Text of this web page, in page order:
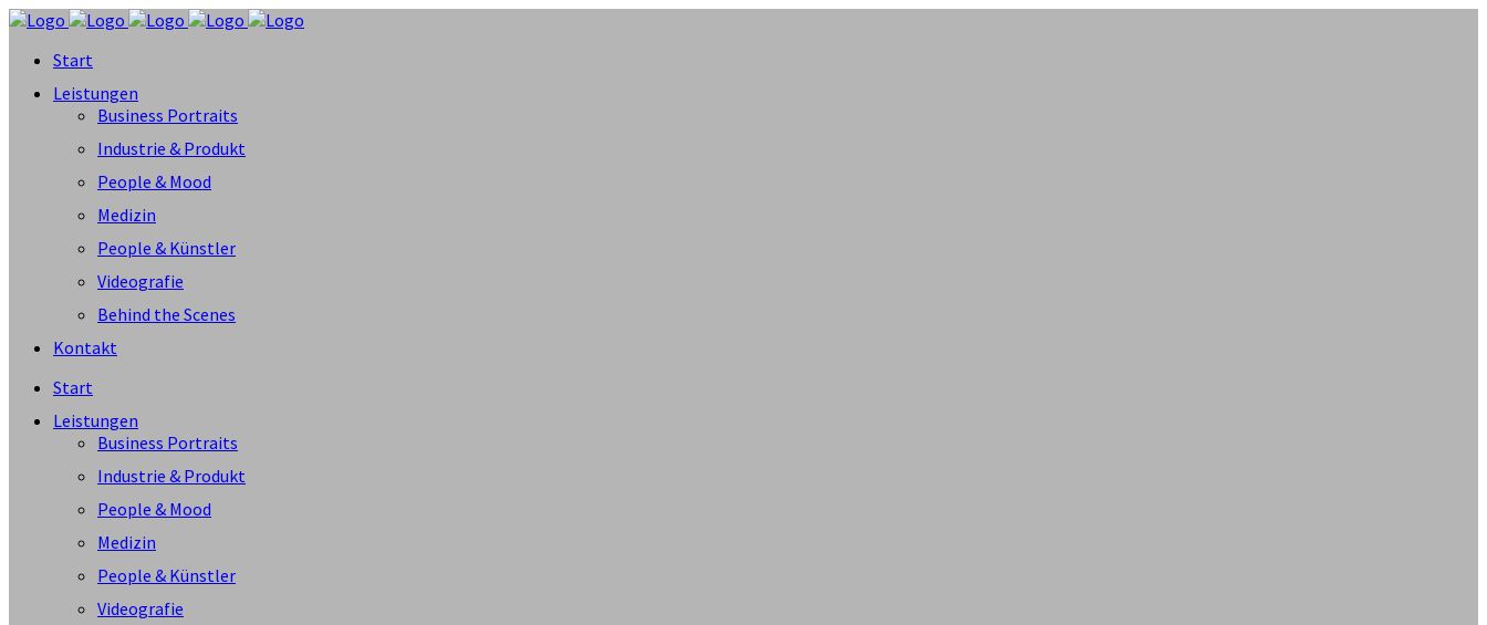
Start
Leistungen
Business Portraits
Industrie & Produkt
People & Mood
Medizin
People & Künstler
Videografie
Behind the Scenes
Kontakt
Start
Leistungen
Business Portraits
Industrie & Produkt
People & Mood
Medizin
People & Künstler
Videografie